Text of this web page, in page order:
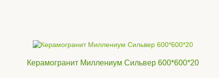
Керамогранит Миллениум Сильвер 600*600*20